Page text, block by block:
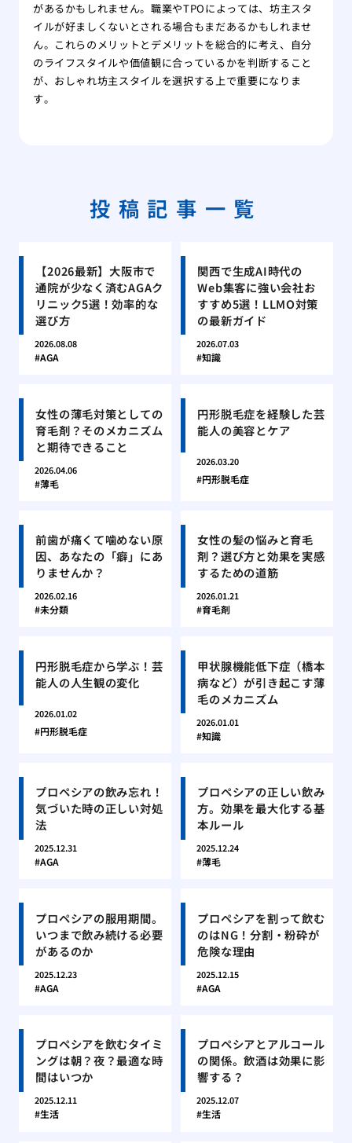
があるかもしれません。職業やTPOによっては、坊主スタ
イルが好ましくないとされる場合もまだあるかもしれませ
ん。これらのメリットとデメリットを総合的に考え、自分
のライフスタイルや価値観に合っているかを判断すること
が、おしゃれ坊主スタイルを選択する上で重要になりま
す。
投稿記事一覧
【2026最新】大阪市で
通院が少なく済むAGAク
リニック5選！効率的な
選び方
2026.08.08
AGA
関西で生成AI時代の
Web集客に強い会社お
すすめ5選！LLMO対策
の最新ガイド
2026.07.03
知識
女性の薄毛対策としての
育毛剤？そのメカニズム
と期待できること
2026.04.06
薄毛
円形脱毛症を経験した芸
能人の美容とケア
2026.03.20
円形脱毛症
前歯が痛くて噛めない原
因、あなたの「癖」にあ
りませんか？
2026.02.16
未分類
女性の髪の悩みと育毛
剤？選び方と効果を実感
するための道筋
2026.01.21
育毛剤
円形脱毛症から学ぶ！芸
能人の人生観の変化
2026.01.02
円形脱毛症
甲状腺機能低下症（橋本
病など）が引き起こす薄
毛のメカニズム
2026.01.01
知識
プロペシアの飲み忘れ！
気づいた時の正しい対処
法
2025.12.31
AGA
プロペシアの正しい飲み
方。効果を最大化する基
本ルール
2025.12.24
薄毛
プロペシアの服用期間。
いつまで飲み続ける必要
があるのか
2025.12.23
AGA
プロペシアを割って飲む
のはNG！分割・粉砕が
危険な理由
2025.12.15
AGA
プロペシアを飲むタイミ
ングは朝？夜？最適な時
間はいつか
2025.12.11
生活
プロペシアとアルコール
の関係。飲酒は効果に影
響する？
2025.12.07
生活